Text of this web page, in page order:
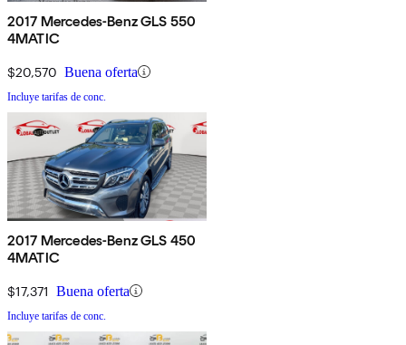
2017 Mercedes-Benz GLS 550
4MATIC
$20,570 Buena oferta
Incluye tarifas de conc.
2017 Mercedes-Benz GLS 450
4MATIC
$17,371 Buena oferta
Incluye tarifas de conc.